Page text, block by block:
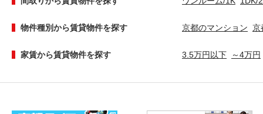
物件種別から賃貸物件を探す 京都のマンション 京
家賃から賃貸物件を探す 3.5万円以下 ～4万円